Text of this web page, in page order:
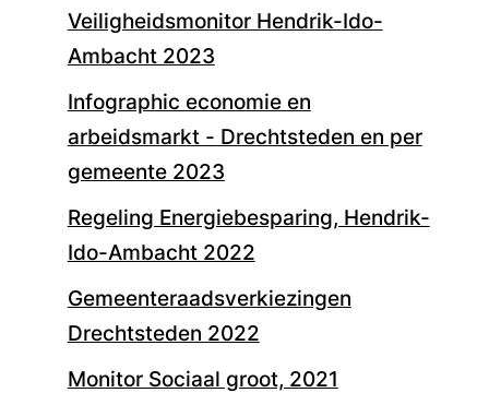
Veiligheidsmonitor Hendrik-Ido-
Ambacht 2023
Infographic economie en
arbeidsmarkt - Drechtsteden en per
gemeente 2023
Regeling Energiebesparing, Hendrik-
Ido-Ambacht 2022
Gemeenteraadsverkiezingen
Drechtsteden 2022
Monitor Sociaal groot, 2021